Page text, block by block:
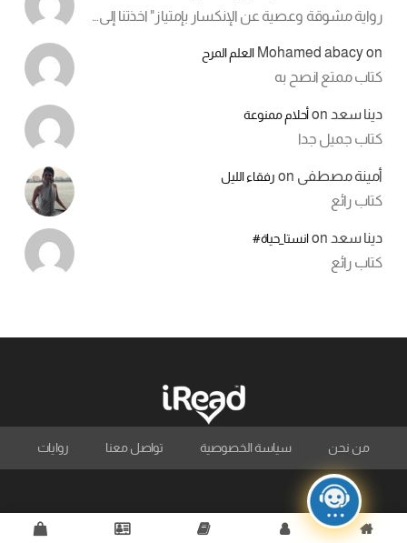
رواية مشوقة وعصية عن الإنكسار بإمتياز" اخذتنا إلى…
Mohamed abacyon العلم المرح
كتاب ممتع انصح به
دينا سعد onأحلام ممنوعة
كتاب جميل جدا
أمينة مصطفى on رفقاء الليل
كتاب رائع
دينا سعد onانستا_حياة#
كتاب رائع
من نحن سياسة الخصوصية تواصل معنا روايات